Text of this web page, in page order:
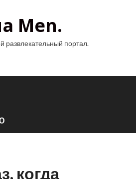
Men.
развлекательный портал.
когда